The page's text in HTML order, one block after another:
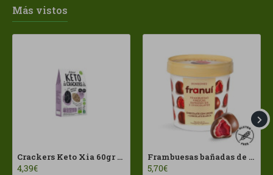
Más vistos
Crackers Keto Xia 60gr Joice Foods ECO
4,39€
Frambuesas bañadas de chocolates con leche Franui 150gr Sin Gluten
5,70€